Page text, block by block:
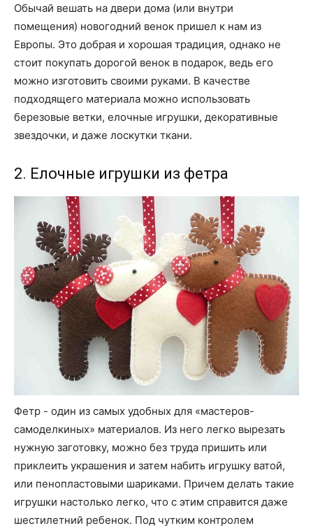
Обычай вешать на двери дома (или внутри
помещения) новогодний венок пришел к нам из
Европы. Это добрая и хорошая традиция, однако не
стоит покупать дорогой венок в подарок, ведь его
можно изготовить своими руками. В качестве
подходящего материала можно использовать
березовые ветки, елочные игрушки, декоративные
звездочки, и даже лоскутки ткани.
2. Елочные игрушки из фетра
Фетр - один из самых удобных для «мастеров-
самоделкиных» материалов. Из него легко вырезать
нужную заготовку, можно без труда пришить или
приклеить украшения и затем набить игрушку ватой,
или пенопластовыми шариками. Причем делать такие
игрушки настолько легко, что с этим справится даже
шестилетний ребенок. Под чутким контролем